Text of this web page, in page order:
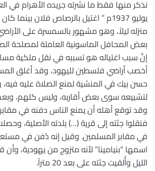
يوليو 1937م ” اغتيل بالرصاص فلان
منزله ليلاً، وهو مشهور بالسمسرة على
بعض المحافل الماسونية العاملة لمصلحة
إنَّ سبب اغتياله هو تسببه في نقل ملكية
أخصب أراضي فلسطين لليهود، وقد أغلق
حسن بيك في المنشية لمنع الصلاة عليه
لتشييعه سوى بعض أقاربه، وليس كلهم،
وقد توقع أهله أن يمنع الناس دفنه في
فنقلوا جثته إلى قرية (…) بلدته الأصلية،
في مقابر المسلمين. وقيل إنه دُفن في
اسمها “بنيامينا” لأنه متزوج من يهودية،
الليل وأُلقيت جثته على بعد 20 متراً.